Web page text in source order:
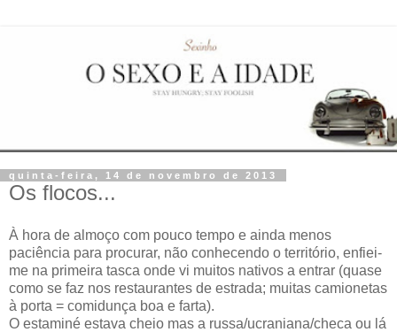
quinta-feira, 14 de novembro de 2013
Os flocos...
À hora de almoço com pouco tempo e ainda menos
paciência para procurar, não conhecendo o território, enfiei-
me na primeira tasca onde vi muitos nativos a entrar (quase
como se faz nos restaurantes de estrada; muitas camionetas
à porta = comidunça boa e farta).
O estaminé estava cheio mas a russa/ucraniana/checa ou lá